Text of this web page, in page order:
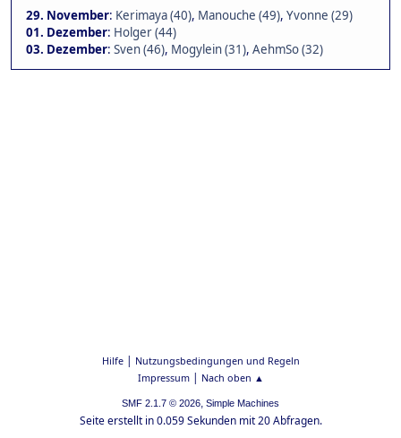
29. November: Kerimaya (40), Manouche (49), Yvonne (29)
01. Dezember: Holger (44)
03. Dezember: Sven (46), Mogylein (31), AehmSo (32)
Hilfe| Nutzungsbedingungen und Regeln
Impressum| Nach oben ▲
SMF 2.1.7 © 2026, Simple Machines
Seite erstellt in 0.059 Sekunden mit 20 Abfragen.